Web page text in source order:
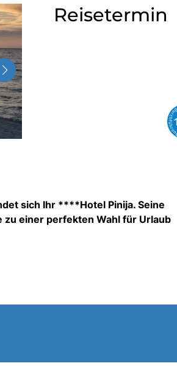
Reisetermin
sich Ihr ****Hotel Pinija. Seine
zu einer perfekten Wahl für Urlaub